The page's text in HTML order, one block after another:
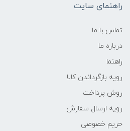
راهنمای سایت
تماس با ما
درباره ما
راهنما
رویه‌ بازگرداندن کالا
روش پرداخت
رویه ارسال سفارش
حریم خصوصی